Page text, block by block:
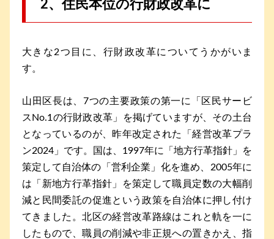
2、住民本位の行財政改革に
大きな2つ目に、行財政改革についてうかがいま
す。
山田区長は、7つの主要政策の第一に「区民サービ
スNo.1の行財政改革」を掲げていますが、その土台
となっているのが、昨年改定された「経営改革プラ
ン2024」です。国は、1997年に「地方行革指針」を
策定して自治体の「営利企業」化を進め、2005年に
は「新地方行革指針」を策定して職員定数の大幅削
減と民間委託の促進という政策を自治体に押し付け
てきました。北区の経営改革路線はこれと軌を一に
したもので、職員の削減や非正規への置きかえ、指